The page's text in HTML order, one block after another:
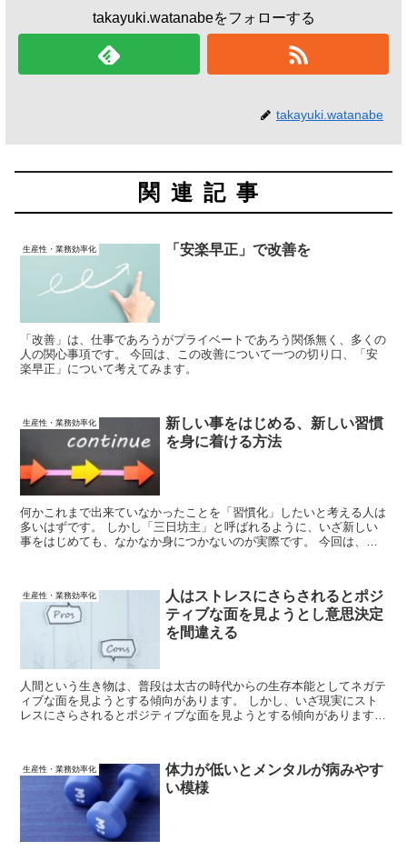
takayuki.watanabeをフォローする
takayuki.watanabe
関連記事
生産性・業務効率化 「安楽早正」で改善を
「改善」は、仕事であろうがプライベートであろう関係無く、多くの
人の関心事項です。 今回は、この改善について一つの切り口、「安
楽早正」について考えてみます。
生産性・業務効率化
新しい事をはじめる、新しい習慣
を身に着ける方法
何かこれまで出来ていなかったことを「習慣化」したいと考える人は
多いはずです。 しかし「三日坊主」と呼ばれるように、いざ新しい
事をはじめても、なかなか身につかないのが実際です。 今回は、新
生産性・業務効率化
人はストレスにさらされるとポジ
ティブな面を見ようとし意思決定
を間違える
人間という生き物は、普段は太古の時代からの生存本能としてネガテ
ィブな面を見ようとする傾向があります。 しかし、いざ現実にスト
レスにさらされるとポジティブな面を見ようとする傾向があります。
生産性・業務効率化
体力が低いとメンタルが病みやす
い模様